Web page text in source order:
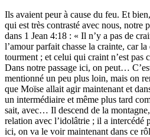
Ils avaient peur à cause du feu. Et
qui est très contrasté avec nous, notre
dans 1 Jean 4:18 : « Il n’y a pas de
l’amour parfait chasse la crainte, car
tourment ; et celui qui craint n’est pas
Dans notre passage ici, on peut…
mentionné un peu plus loin, mais on
que Moïse allait agir maintenant et
un intermédiaire et même plus tard
sait, avec… Il descend de la
relation avec l’idolâtrie ; il a intercédé
ici, on va le voir maintenant dans ce